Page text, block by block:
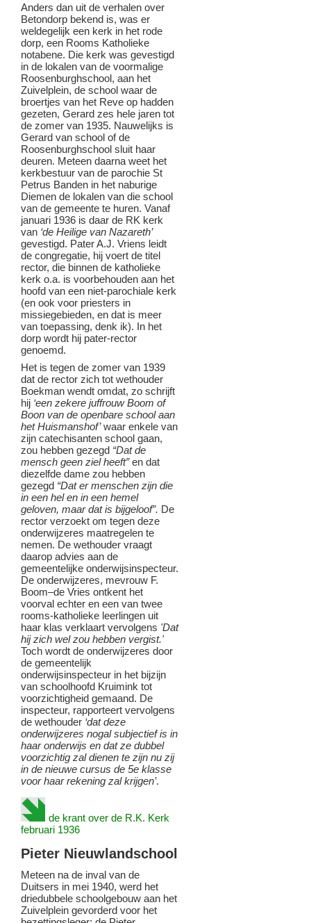
Anders dan uit de verhalen over
Betondorp bekend is, was er
weldegelijk een kerk in het rode
dorp, een Rooms Katholieke
notabene. Die kerk was gevestigd
in de lokalen van de voormalige
Roosenburghschool, aan het
Zuivelplein, de school waar de
broertjes van het Reve op hadden
gezeten, Gerard zes hele jaren tot
de zomer van 1935. Nauwelijks is
Gerard van school of de
Roosenburghschool sluit haar
deuren. Meteen daarna weet het
kerkbestuur van de parochie St
Petrus Banden in het naburige
Diemen de lokalen van die school
van de gemeente te huren. Vanaf
januari 1936 is daar de RK kerk
van ‘de Heilige van Nazareth’
gevestigd. Pater A.J. Vriens leidt
de congregatie, hij voert de titel
rector, die binnen de katholieke
kerk o.a. is voorbehouden aan het
hoofd van een niet-parochiale kerk
(en ook voor priesters in
missiegebieden, en dat is meer
van toepassing, denk ik). In het
dorp wordt hij pater-rector
genoemd.
Het is tegen de zomer van 1939
dat de rector zich tot wethouder
Boekman wendt omdat, zo schrijft
hij ‘een zekere juffrouw Boom of
Boon van de openbare school aan
het Huismanshof’waar enkele van
zijn catechisanten school gaan,
zou hebben gezegd “Dat de
mensch geen ziel heeft”en dat
diezelfde dame zou hebben
gezegd “Dat er menschen zijn die
in een hel en in een hemel
geloven, maar dat is bijgeloof”. De
rector verzoekt om tegen deze
onderwijzeres maatregelen te
nemen. De wethouder vraagt
daarop advies aan de
gemeentelijke onderwijsinspecteur.
De onderwijzeres, mevrouw F.
Boom–de Vries ontkent het
voorval echter en een van twee
rooms-katholieke leerlingen uit
haar klas verklaart vervolgens 'Dat
hij zich wel zou hebben vergist.'
Toch wordt de onderwijzeres door
de gemeentelijk
onderwijsinspecteur in het bijzijn
van schoolhoofd Kruimink tot
voorzichtigheid gemaand. De
inspecteur, rapporteert vervolgens
de wethouder ‘dat deze
onderwijzeres nogal subjectief is in
haar onderwijs en dat ze dubbel
voorzichtig zal dienen te zijn nu zij
in de nieuwe cursus de 5e klasse
voor haar rekening zal krijgen’.
de krant over de R.K. Kerk
februari 1936
Pieter Nieuwlandschool
Meteen na de inval van de
Duitsers in mei 1940, werd het
driedubbele schoolgebouw aan het
Zuivelplein gevorderd voor het